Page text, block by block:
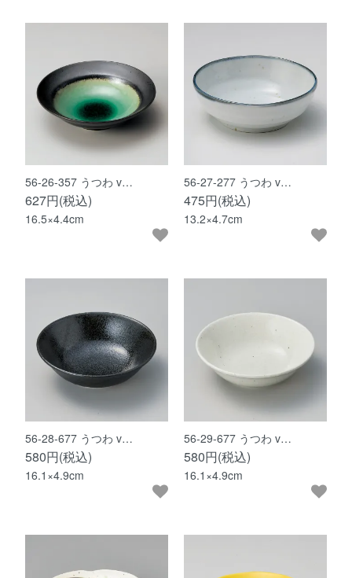
56-26-357 うつわ v…
627円(税込)
16.5×4.4cm
56-27-277 うつわ v…
475円(税込)
13.2×4.7cm
56-28-677 うつわ v…
580円(税込)
16.1×4.9cm
56-29-677 うつわ v…
580円(税込)
16.1×4.9cm